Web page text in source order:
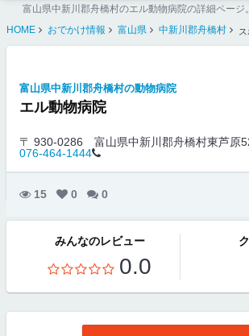
HOME
おでかけ情報 富山県 中新川郡舟橋村
富山県中新川郡舟橋村の動物病院
エル動物病院
〒 930-0286
富山県中新川郡舟橋村東芦原
076-464-1444
15 0 0
みんなのレビュー
0.0